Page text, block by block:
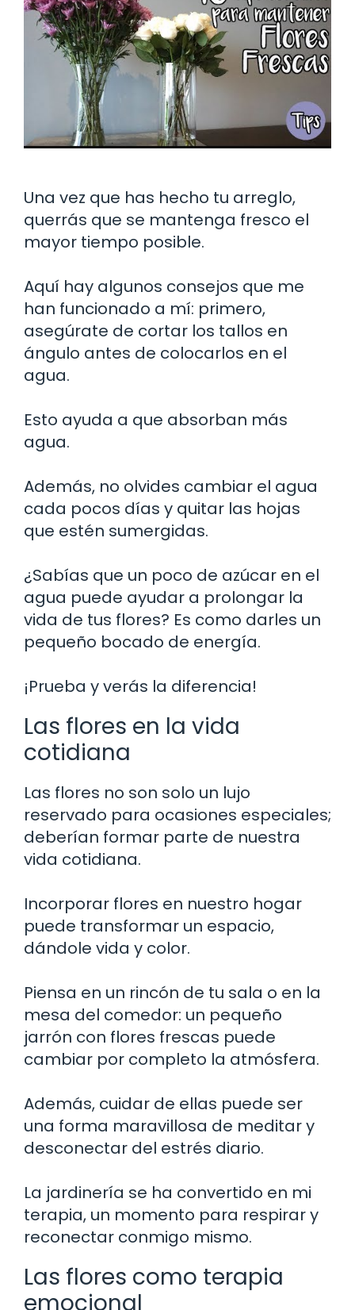
Una vez que has hecho tu arreglo,
querrás que se mantenga fresco el
mayor tiempo posible.
Aquí hay algunos consejos que me
han funcionado a mí: primero,
asegúrate de cortar los tallos en
ángulo antes de colocarlos en el
agua.
Esto ayuda a que absorban más
agua.
Además, no olvides cambiar el agua
cada pocos días y quitar las hojas
que estén sumergidas.
¿Sabías que un poco de azúcar en el
agua puede ayudar a prolongar la
vida de tus flores? Es como darles un
pequeño bocado de energía.
¡Prueba y verás la diferencia!
Las flores en la vida
cotidiana
Las flores no son solo un lujo
reservado para ocasiones especiales;
deberían formar parte de nuestra
vida cotidiana.
Incorporar flores en nuestro hogar
puede transformar un espacio,
dándole vida y color.
Piensa en un rincón de tu sala o en la
mesa del comedor: un pequeño
jarrón con flores frescas puede
cambiar por completo la atmósfera.
Además, cuidar de ellas puede ser
una forma maravillosa de meditar y
desconectar del estrés diario.
La jardinería se ha convertido en mi
terapia, un momento para respirar y
reconectar conmigo mismo.
Las flores como terapia
emocional